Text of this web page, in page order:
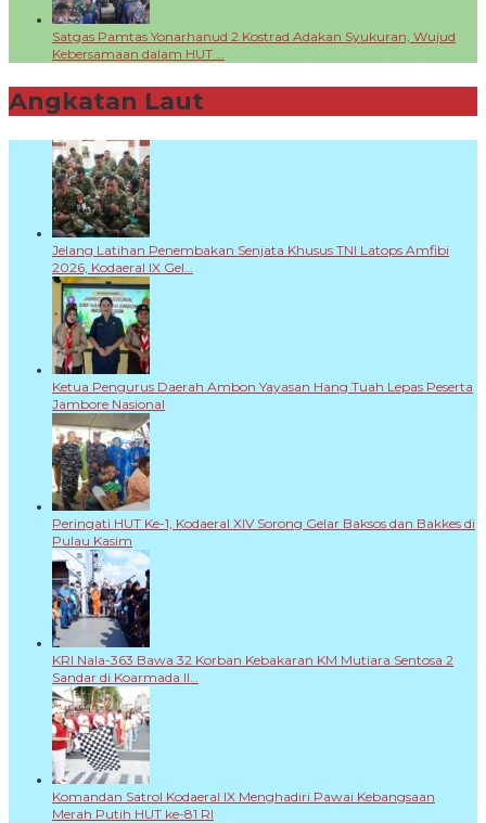
Satgas Pamtas Yonarhanud 2 Kostrad Adakan Syukuran, Wujud
Kebersamaan dalam HUT …
Angkatan Laut
Jelang Latihan Penembakan Senjata Khusus TNI Latops Amfibi
2026, Kodaeral IX Gel…
Ketua Pengurus Daerah Ambon Yayasan Hang Tuah Lepas Peserta
Jambore Nasional
Peringati HUT Ke-1, Kodaeral XIV Sorong Gelar Baksos dan Bakkes di
Pulau Kasim
KRI Nala-363 Bawa 32 Korban Kebakaran KM Mutiara Sentosa 2
Sandar di Koarmada II…
Komandan Satrol Kodaeral IX Menghadiri Pawai Kebangsaan
Merah Putih HUT ke-81 RI